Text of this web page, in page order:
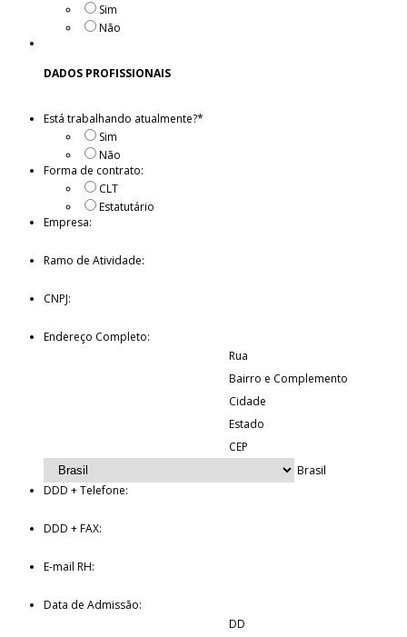
Sim
Não
DADOS PROFISSIONAIS
Está trabalhando atualmente?*
Sim
Não
Forma de contrato:
CLT
Estatutário
Empresa:
Ramo de Atividade:
CNPJ:
Endereço Completo:
Rua
Bairro e Complemento
Cidade
Estado
CEP
Brasil
DDD + Telefone:
DDD + FAX:
E-mail RH:
Data de Admissão:
DD